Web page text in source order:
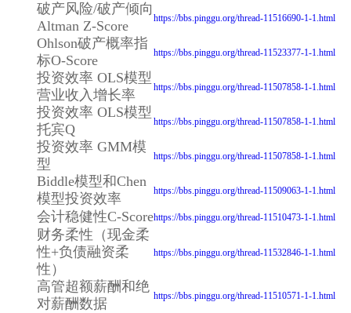
破产风险/破产倾向
Altman Z-Score
https://bbs.pinggu.org/thread-11516690-1-1.html
Ohlson破产概率指
标O-Score
https://bbs.pinggu.org/thread-11523377-1-1.html
投资效率 OLS模型
营业收入增长率
https://bbs.pinggu.org/thread-11507858-1-1.html
投资效率 OLS模型
托宾Q
https://bbs.pinggu.org/thread-11507858-1-1.html
投资效率 GMM模
型
https://bbs.pinggu.org/thread-11507858-1-1.html
Biddle模型和Chen
模型投资效率
https://bbs.pinggu.org/thread-11509063-1-1.html
会计稳健性C-Scorehttps://bbs.pinggu.org/thread-11510473-1-1.html
财务柔性（现金柔
性+负债融资柔
性）
https://bbs.pinggu.org/thread-11532846-1-1.html
高管超额薪酬和绝
对薪酬数据
https://bbs.pinggu.org/thread-11510571-1-1.html